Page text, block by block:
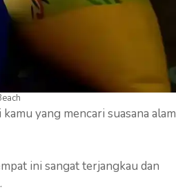
yang mencari suasana alam
ini sangat terjangkau dan